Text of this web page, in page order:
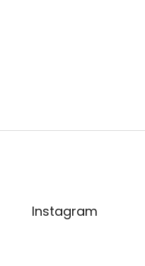
Instagram